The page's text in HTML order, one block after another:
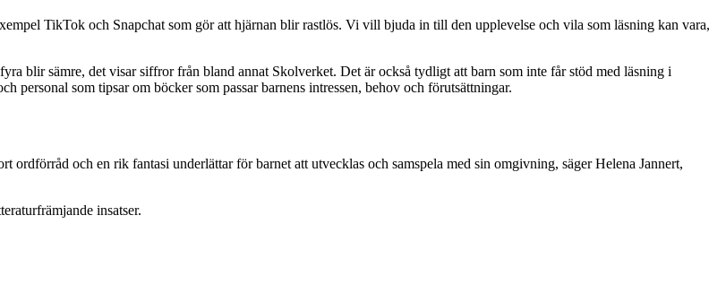
TikTok och Snapchat som gör att hjärnan blir rastlös. Vi vill bjuda in till den upplevelse och vila som läsning kan vara,
blir sämre, det visar siffror från bland annat Skolverket. Det är också tydligt att barn som inte får stöd med läsning i
personal som tipsar om böcker som passar barnens intressen, behov och förutsättningar.
och en rik fantasi underlättar för barnet att utvecklas och samspela med sin omgivning, säger Helena Jannert,
insatser.